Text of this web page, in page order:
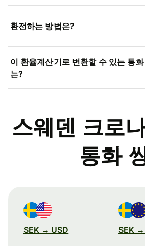
환전하는 방법은?
이 환율계산기로 변환할 수 있는 통화
는?
스웨덴 크로
통화
SEK → USD SEK →